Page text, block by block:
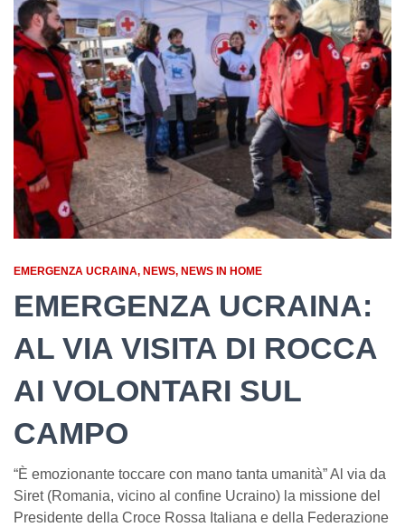
EMERGENZA UCRAINA NEWS NEWS IN HOME
EMERGENZA UCRAINA:
AL VIA VISITA DI ROCCA
AI VOLONTARI SUL
CAMPO
“È emozionante toccare con mano tanta umanità” Al via da
Siret (Romania, vicino al confine Ucraino) la missione del
Presidente della Croce Rossa Italiana e della Federazione